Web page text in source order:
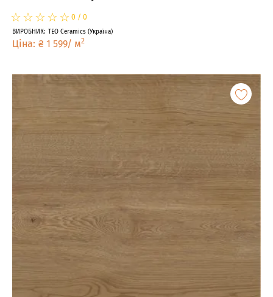
☆
★☆
★☆
★☆
★☆
★ 0 / 0
ВИРОБНИК: TEO Ceramics (Україна)
Ціна: ₴ 1 599/ м2